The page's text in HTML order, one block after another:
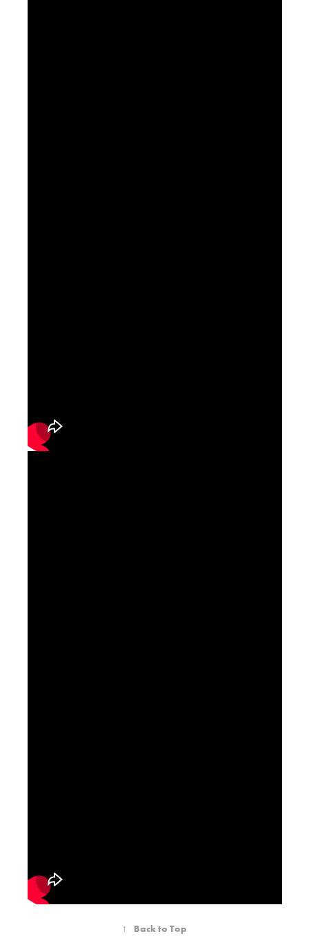
↑ Back to Top